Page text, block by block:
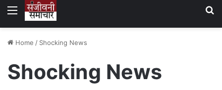
Menu
Home / Shocking News
Shocking News